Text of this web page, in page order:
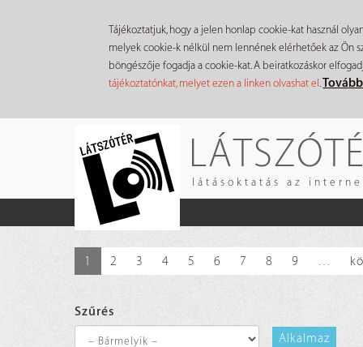
Tájékoztatjuk, hogy a jelen honlap cookie-kat használ
melyek cookie-k nélkül nem lennének elérhetőek az Ön
böngészője fogadja a cookie-kat. A beiratkozáskor
tájékoztatónkat, melyet ezen a linken olvashat el.
látásoktatás az
1 2 3 4 5 6 7 8 9 …
Szűrés
Alkalmaz